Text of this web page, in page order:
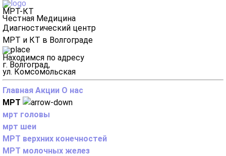
МРТ-КТ
Честная Медицина
Диагностический центр
МРТ и КТ в Волгограде
Находимся по адресу
г. Волгоград,
ул. Комсомольская
Главная Акции О нас
МРТ
мрт головы
мрт шеи
МРТ верхних конечностей
МРТ молочных желез